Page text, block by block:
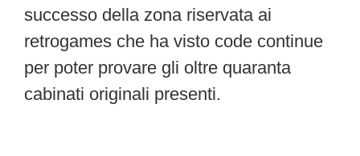
successo della zona riservata ai
retrogames che ha visto code continue
per poter provare gli oltre quaranta
cabinati originali presenti.